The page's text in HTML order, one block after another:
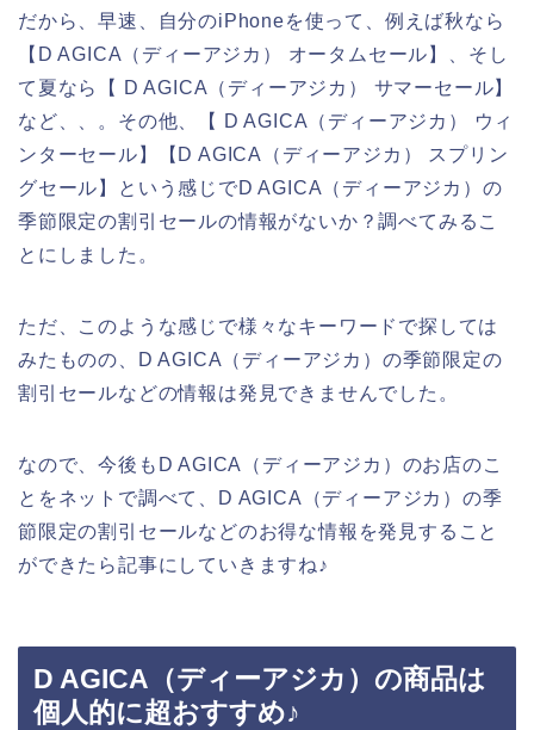
だから、早速、自分のiPhoneを使って、例えば秋なら
【D AGICA（ディーアジカ） オータムセール】、そし
て夏なら【 D AGICA（ディーアジカ） サマーセール】
など、、。その他、【 D AGICA（ディーアジカ） ウィ
ンターセール】【D AGICA（ディーアジカ） スプリン
グセール】という感じでD AGICA（ディーアジカ）の
季節限定の割引セールの情報がないか？調べてみるこ
とにしました。
ただ、このような感じで様々なキーワードで探しては
みたものの、D AGICA（ディーアジカ）の季節限定の
割引セールなどの情報は発見できませんでした。
なので、今後もD AGICA（ディーアジカ）のお店のこ
とをネットで調べて、D AGICA（ディーアジカ）の季
節限定の割引セールなどのお得な情報を発見すること
ができたら記事にしていきますね♪
D AGICA（ディーアジカ）の商品は
個人的に超おすすめ♪